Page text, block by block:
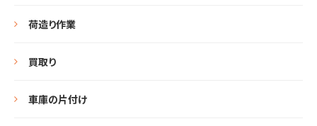
荷造り作業
買取り
車庫の片付け